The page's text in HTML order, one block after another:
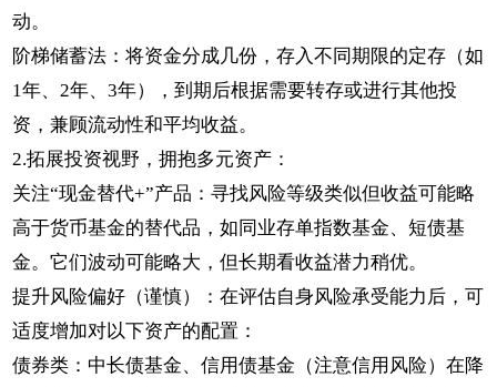
动。
阶梯储蓄法：将资金分成几份，存入不同期限的定存（如
1年、2年、3年），到期后根据需要转存或进行其他投
资，兼顾流动性和平均收益。
2.拓展投资视野，拥抱多元资产：
关注“现金替代+”产品：寻找风险等级类似但收益可能略
高于货币基金的替代品，如同业存单指数基金、短债基
金。它们波动可能略大，但长期看收益潜力稍优。
提升风险偏好（谨慎）：在评估自身风险承受能力后，可
适度增加对以下资产的配置：
债券类：中长债基金、信用债基金（注意信用风险）在降